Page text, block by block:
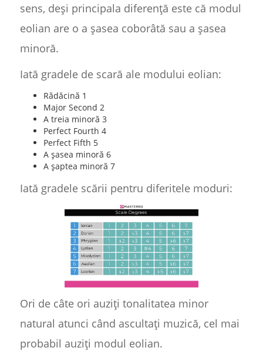
sens, deși principala diferență este că modul
eolian are o a șasea coborâtă sau a șasea
minoră.
Iată gradele de scară ale modului eolian:
Rădăcină 1
Major Second 2
A treia minoră 3
Perfect Fourth 4
Perfect Fifth 5
A șasea minoră 6
A șaptea minoră 7
Iată gradele scării pentru diferitele moduri:
Ori de câte ori auziți tonalitatea minor
natural atunci când ascultați muzică, cel mai
probabil auziți modul eolian.